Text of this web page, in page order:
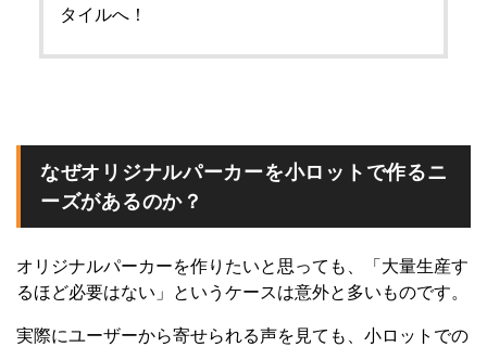
タイルへ！
なぜオリジナルパーカーを小ロットで作るニ
ーズがあるのか？
オリジナルパーカーを作りたいと思っても、「大量生産す
るほど必要はない」というケースは意外と多いものです。
実際にユーザーから寄せられる声を見ても、小ロットでの